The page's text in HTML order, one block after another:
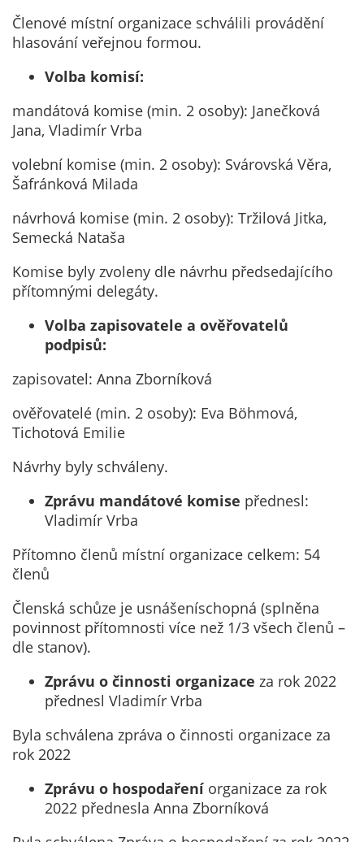
Členové místní organizace schválili provádění
hlasování veřejnou formou.
Volba komisí:
mandátová komise (min. 2 osoby): Janečková
Jana, Vladimír Vrba
volební komise (min. 2 osoby): Svárovská Věra,
Šafránková Milada
návrhová komise (min. 2 osoby): Tržilová Jitka,
Semecká Nataša
Komise byly zvoleny dle návrhu předsedajícího
přítomnými delegáty.
Volba zapisovatele a ověřovatelů
podpisů:
zapisovatel: Anna Zborníková
ověřovatelé (min. 2 osoby): Eva Böhmová,
Tichotová Emilie
Návrhy byly schváleny.
Zprávu mandátové komise přednesl:
Vladimír Vrba
Přítomno členů místní organizace celkem: 54
členů
Členská schůze je usnášeníschopná (splněna
povinnost přítomnosti více než 1/3 všech členů –
dle stanov).
Zprávu o činnosti organizace za rok 2022
přednesl Vladimír Vrba
Byla schválena zpráva o činnosti organizace za
rok 2022
Zprávu o hospodařeníorganizace za rok
2022 přednesla Anna Zborníková
cookies nám
našeho webu
a našich
kampaní.
Jejich pomocí
počet návštěv
internetových
získaná
pomocí
cookies
souhrnně, bez
na konkrétní
uživatelé
Pokud
analytických
cookies ve
ztrácíme
analýzy
výkonu a
našich
opatření.